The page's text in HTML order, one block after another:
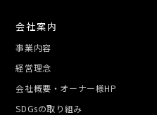
会社案内
事業内容
経営理念
会社概要・オーナー様HP
SDGsの取り組み